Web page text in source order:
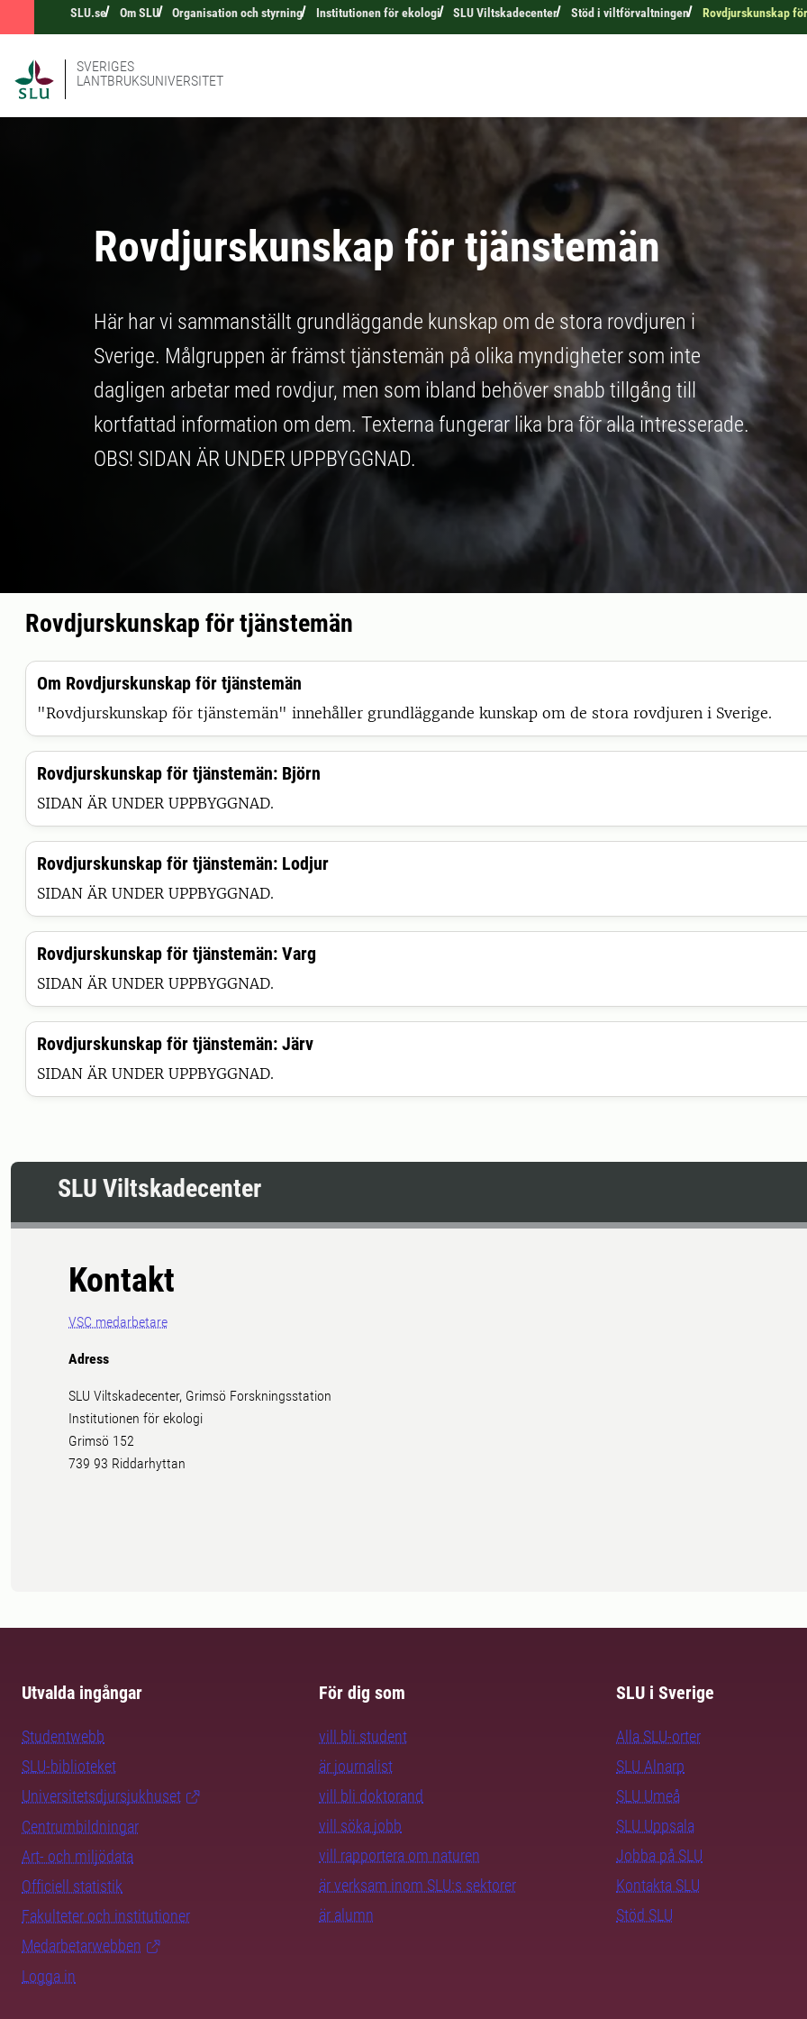
SLU.se Om SLU Organisation och styrning Institutionen för ekologi SLU Viltskadecenter Stöd i viltförvaltningen Rovdjurskunskap
SVERIGES
LANTBRUKSUNIVERSITET
Rovdjurskunskap för tjänstemän
Här har vi sammanställt grundläggande kunskap om de stora rovdjuren i
Sverige. Målgruppen är främst tjänstemän på olika myndigheter som inte
dagligen arbetar med rovdjur, men som ibland behöver snabb tillgång till
kortfattad information om dem. Texterna fungerar lika bra för alla intresserade.
OBS! SIDAN ÄR UNDER UPPBYGGNAD.
Rovdjurskunskap för tjänstemän
Om Rovdjurskunskap för tjänstemän
"Rovdjurskunskap för tjänstemän" innehåller grundläggande kunskap om de stora rovdjuren i Sverige.
Rovdjurskunskap för tjänstemän: Björn
SIDAN ÄR UNDER UPPBYGGNAD.
Rovdjurskunskap för tjänstemän: Lodjur
SIDAN ÄR UNDER UPPBYGGNAD.
Rovdjurskunskap för tjänstemän: Varg
SIDAN ÄR UNDER UPPBYGGNAD.
Rovdjurskunskap för tjänstemän: Järv
SIDAN ÄR UNDER UPPBYGGNAD.
SLU Viltskadecenter
Kontakt
VSC medarbetare
Adress
SLU Viltskadecenter, Grimsö Forskningsstation
Institutionen för ekologi
Grimsö 152
739 93 Riddarhyttan
Utvalda ingångar
Studentwebb
SLU-biblioteket
Universitetsdjursjukhuset
Centrumbildningar
Art- och miljödata
Officiell statistik
Fakulteter och institutioner
Medarbetarwebben
Logga in
För dig som
vill bli student
är journalist
vill bli doktorand
vill söka jobb
vill rapportera om naturen
är verksam inom SLU:s sektorer
är alumn
SLU i Sverige
Alla SLU-orter
SLU Alnarp
SLU Umeå
SLU Uppsala
Jobba på SLU
Kontakta SLU
Stöd SLU